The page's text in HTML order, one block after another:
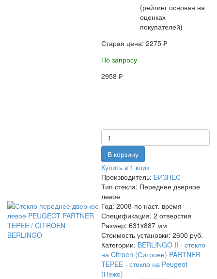
(рейтинг основан на
оценках
покупателей)
Старая цена: 2275 ₽
По запросу
2958 ₽
Купить в 1 клик
Производитель: БИЗНЕС
Тип стекла: Переднее дверное
левое
Год: 2008-по наст. время
Спецификация: 2 отверстия
Размер: 631x887 мм
Стоимость установки: 2600 руб.
Категории: BERLINGO II - стекло
на Citroen (Ситроен) PARTNER
TEPEE - стекло на Peugeot
(Пежо)